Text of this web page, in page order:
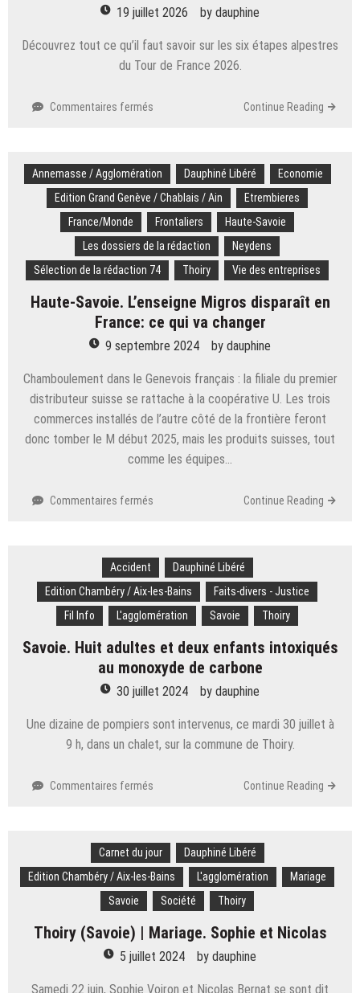
19 juillet 2026 by dauphine
Découvrez tout ce qu’il faut savoir sur les six étapes alpestres
du Tour de France 2026.
Commentaires fermés
2026.
Du
plateau
de
Solaison
à
l’Alpe
tout
ce
qu’il
savoir
sur
six
étapes
alpestres
Continue Reading
Annemasse / Agglomération Dauphiné Libéré
Economie
Edition Grand Genève / Chablais / Ain
Etrembieres
France/Monde
Frontaliers
Haute-Savoie
Les dossiers de la rédaction
Neydens
Sélection de la rédaction 74
Thoiry Vie des entreprises
Haute-Savoie. L’enseigne Migros disparaît en
France: ce qui va changer
9 septembre 2024 by dauphine
Chamboulement dans le Genevois français : la filiale du premier
distributeur suisse se rattache à la coopérative U. Les trois
commerces installés de l’autre côté de la frontière feront
donc tomber le M début 2025, mais les produits suisses, tout
comme les équipes…
Commentaires fermés
Migros
disparaît
en
France:
va
changer
Continue Reading
Accident
Dauphiné Libéré
Edition Chambéry / Aix-les-Bains
Faits-divers - Justice
Fil Info
L'agglomération Savoie Thoiry
Savoie. Huit adultes et deux enfants intoxiqués
au monoxyde de carbone
30 juillet 2024 by dauphine
Une dizaine de pompiers sont intervenus, ce mardi 30 juillet à
9 h, dans un chalet, sur la commune de Thoiry.
Commentaires fermés
et
deux
enfants
intoxiqués
monoxyde
de
Continue Reading
Carnet du jour
Dauphiné Libéré
Edition Chambéry / Aix-les-Bains
L'agglomération
Mariage
Savoie
Société Thoiry
Thoiry (Savoie) | Mariage. Sophie et Nicolas
5 juillet 2024 by dauphine
Samedi 22 juin, Sophie Voiron et Nicolas Bernat se sont dit